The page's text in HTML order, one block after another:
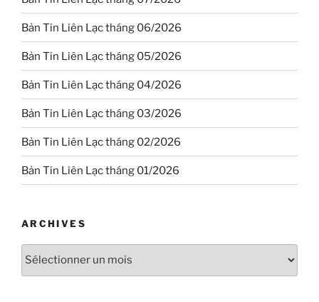
Bản Tin Liên Lạc tháng 06/2026
Bản Tin Liên Lạc tháng 05/2026
Bản Tin Liên Lạc tháng 04/2026
Bản Tin Liên Lạc tháng 03/2026
Bản Tin Liên Lạc tháng 02/2026
Bản Tin Liên Lạc tháng 01/2026
ARCHIVES
Archives